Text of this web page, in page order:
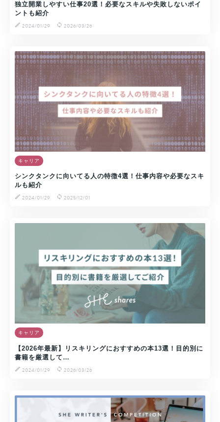
独立開業しやすい仕事20選！必要なスキルや失敗しないポイ
ントも紹介
2024/01/29
2026/03/26
キャリア
シンクタンクに向いてる人の特徴4選！仕事内容や必要なスキ
ルも紹介
2024/01/29
2025/12/01
キャリア
【2026年最新】リスキリングにおすすめの本13選！目的別に
書籍を厳選して…
2024/01/29
2026/03/26